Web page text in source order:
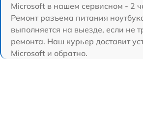
Microsoft в нашем сервисном - 2
Ремонт разъема питания
выполняется на выезде, если не
ремонта. Наш курьер доставит
Microsoft и обратно.